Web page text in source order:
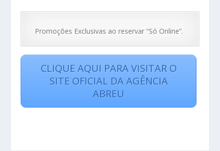
Promoções Exclusivas ao reservar “Só Online”.
CLIQUE AQUI PARA VISITAR O
SITE OFICIAL DA AGÊNCIA
ABREU